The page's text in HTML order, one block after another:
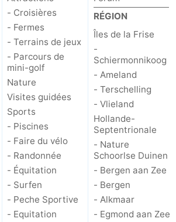
- Croisières
- Fermes
- Terrains de jeux
- Parcours de
mini-golf
Nature
Visites guidées
Sports
- Piscines
- Faire du vélo
- Randonnée
- Équitation
- Surfen
- Peche Sportive
- Equitation
RÉGION
Îles de la Frise
-
Schiermonnikoog
- Ameland
- Terschelling
- Vlieland
Hollande-
Septentrionale
- Nature
Schoorlse Duinen
- Bergen aan Zee
- Bergen
- Alkmaar
- Egmond aan Zee